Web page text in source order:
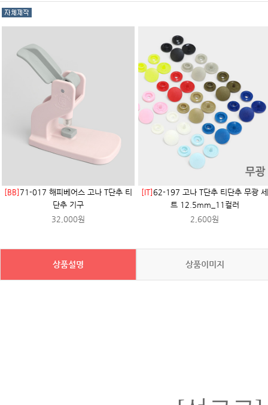
[BB] 71-017 해피베어스 고나 T단추 티
단추 기구
32,000원
[IT]62-197 고나 T단추 티단추 무광 세
트 12.5mm_11컬러
2,600원
상품설명 상품이미지